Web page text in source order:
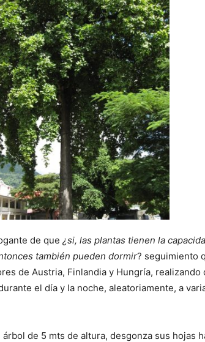
de que ¿si, las plantas tienen la
también pueden dormir? seguimiento
de Austria, Finlandia y Hungría, realizando
el día y la noche, aleatoriamente, a
de 5 mts de altura, desgonza sus hojas